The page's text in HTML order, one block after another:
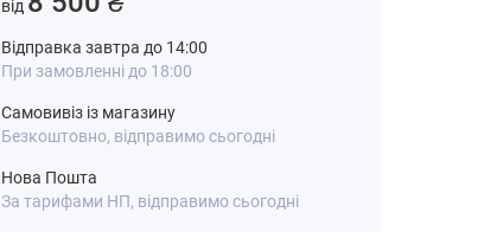
від
Відправка завтра до 14:00
При замовленні до 18:00
Самовивіз із магазину
Безкоштовно, відправимо сьогодні
Нова Пошта
За тарифами НП, відправимо сьогодні